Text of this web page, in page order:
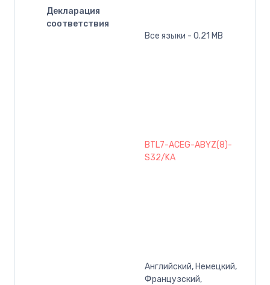
Декларация
соответствия
Все языки - 0.21 MB
BTL7-ACEG-ABYZ(8)-
S32/KA
Английский, Немецкий,
Французский,